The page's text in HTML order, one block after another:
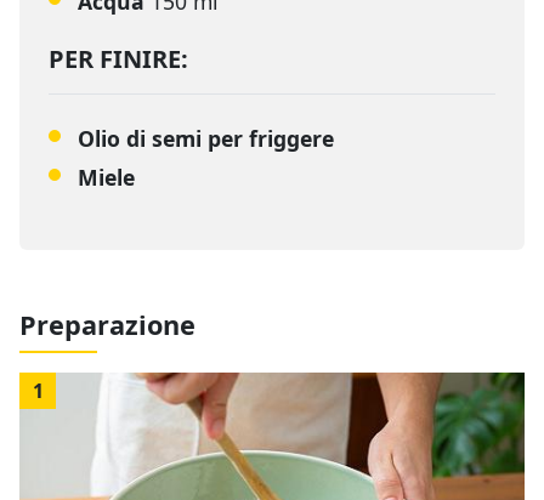
PER FINIRE:
Olio di semi per friggere
Miele
Preparazione
1